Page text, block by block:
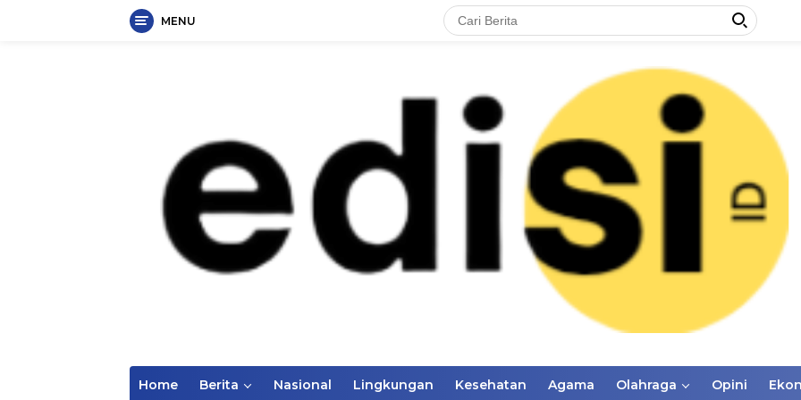
MENU
Home Berita Nasional Lingkungan Kesehatan Agama Olahraga Opini